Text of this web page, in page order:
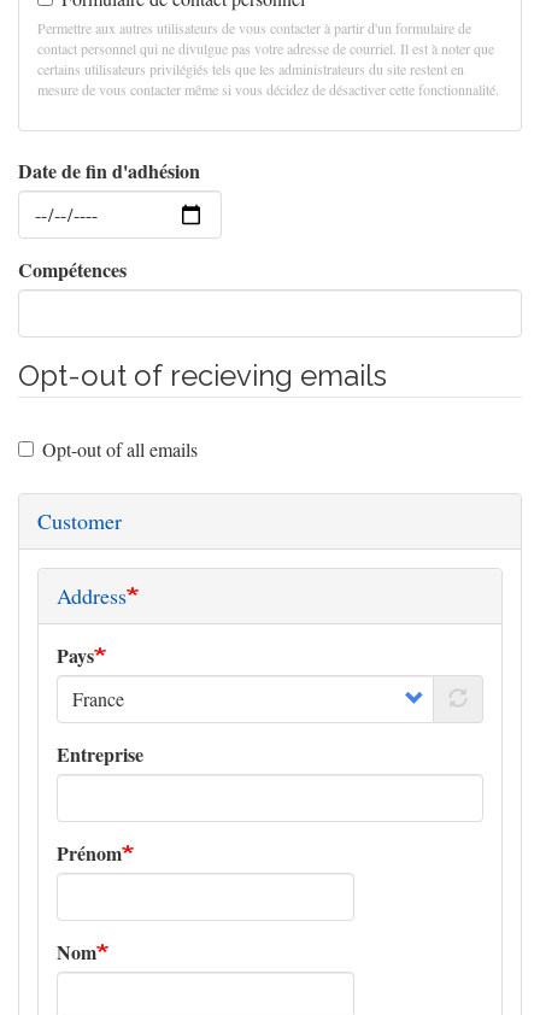
Permettre aux autres utilisateurs de vous contacter à partir d'un formulaire de
contact personnel qui ne divulgue pas votre adresse de courriel. Il est à noter que
certains utilisateurs privilégiés tels que les administrateurs du site restent en
mesure de vous contacter même si vous décidez de désactiver cette fonctionnalité.
Date de fin d'adhésion
Date
Compétences
Opt-out of recieving emails
Opt-out of all emails
Customer
Address
Pays
Entreprise
Prénom
Nom